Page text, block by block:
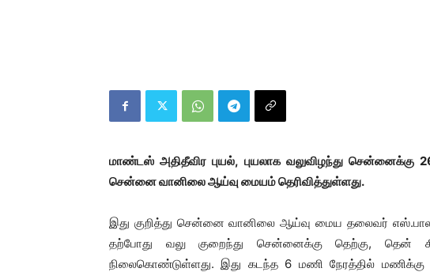
மாண்டஸ் அதிதீவிர புயல், புயலாக வலுவிழந்து
சென்னை வானிலை ஆய்வு மையம் தெரிவித்துள்ளது.
இது குறித்து சென்னை வானிலை ஆய்வு மைய தலைவர்
தற்போது வலு குறைந்து சென்னைக்கு தெற்கு, தென்
நிலைகொண்டுள்ளது. இது கடந்த 6 மணி நேரத்தில் மணிக்கு